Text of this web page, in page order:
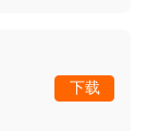
下载